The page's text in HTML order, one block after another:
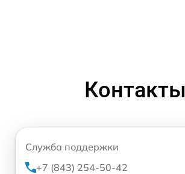
Контакты
Служба поддержки
+7 (843) 254-50-42